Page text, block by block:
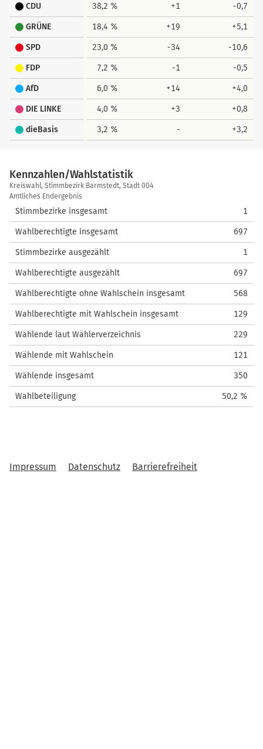
CDU 38,2 % +1 -0,7
GRÜNE 18,4 % +19 +5,1
SPD 23,0 % -34 -10,6
FDP 7,2 % -1 -0,5
AfD 6,0 % +14 +4,0
DIE LINKE 4,0 % +3 +0,8
dieBasis 3,2 % - +3,2
Kennzahlen/Wahlstatistik
Kennzahlen/Wahlstatistik
Kreiswahl, Stimmbezirk Barmstedt, Stadt 004
Amtliches Endergebnis
Stimmbezirke insgesamt 1
Wahlberechtigte insgesamt 697
Stimmbezirke ausgezählt 1
Wahlberechtigte ausgezählt 697
Wahlberechtigte ohne Wahlschein insgesamt 568
Wahlberechtigte mit Wahlschein insgesamt 129
Wählende laut Wählerverzeichnis 229
Wählende mit Wahlschein 121
Wählende insgesamt 350
Wahlbeteiligung 50,2 %
Impressum Datenschutz Barrierefreiheit